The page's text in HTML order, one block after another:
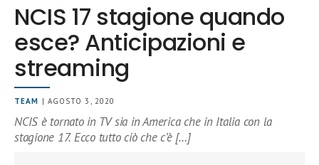
NCIS 17 stagione quando
esce? Anticipazioni e
streaming
TEAM | AGOSTO 3, 2020
NCIS è tornato in TV sia in America che in Italia con la
stagione 17. Ecco tutto ciò che c’è […]